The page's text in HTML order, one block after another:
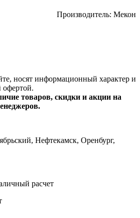
Производитель: Мекон
носят информационный характер и
офертой.
товаров, скидки и акции на
Нефтекамск, Оренбург,
расчет